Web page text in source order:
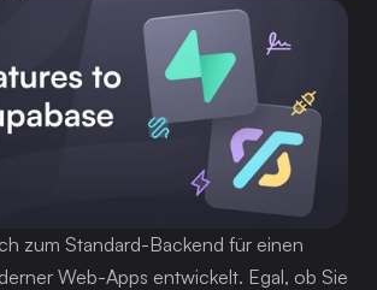
zum Standard-Backend für einen
Web-Apps entwickelt. Egal, ob Sie